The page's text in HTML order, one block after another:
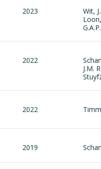
2023
Wit,
2022
J.M.
2022
2019